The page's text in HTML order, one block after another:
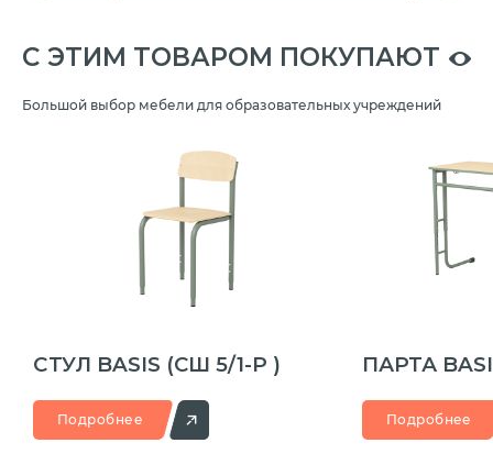
C ЭТИМ ТОВАРОМ ПОКУПАЮТ
Большой выбор мебели для образовательных учреждений
CТУЛ BASIS (СШ 5/1-Р )
Подробнее
ПАРТА
Подробнее